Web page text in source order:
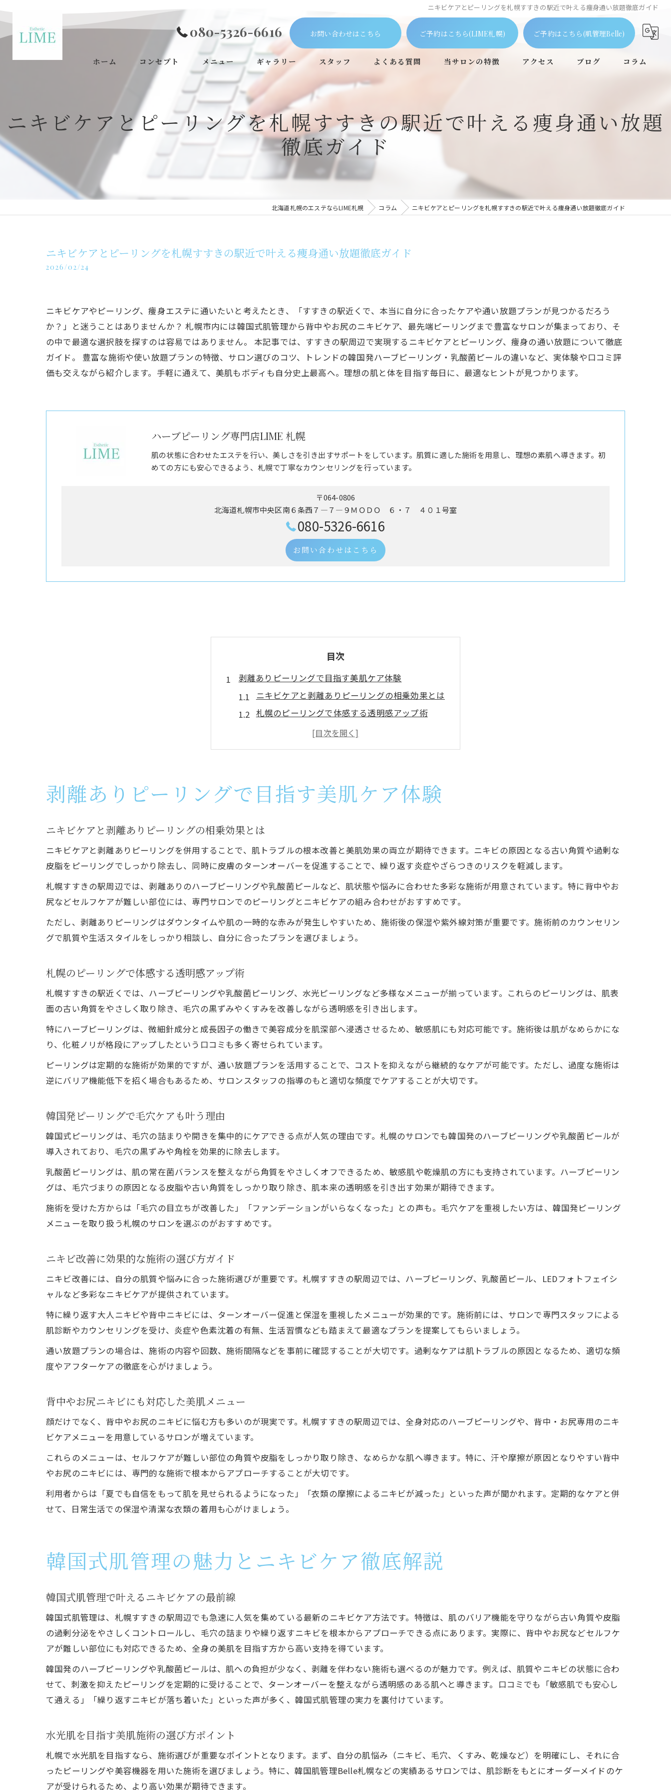
ニキビケアとピーリングを札幌すすきの駅近で叶える痩身通い放題徹底ガイド
080-5326-6616 お問い合わせはこちら ご予約はこちら(LIME札幌) ご予約はこちら(肌管理Belle)
ホーム コンセプト メニュー ギャラリー スタッフ よくある質問 当サロンの特徴
毛穴
ニキビケア
アクセス ブログ コラム
ニキビケアとピーリングを札幌すすきの駅近で叶える痩身通い放題
徹底ガイド
北海道札幌のエステならLIME札幌 コラム ニキビケアとピーリングを札幌すすきの駅近で叶える痩身通い放題徹底ガイド
ニキビケアとピーリングを札幌すすきの駅近で叶える痩身通い放題徹底ガイド
2026/02/24
ニキビケアやピーリング、痩身エステに通いたいと考えたとき、「すすきの駅近くで、本当に自分に合ったケアや通い放題プランが見つかるだろう
か？」と迷うことはありませんか？ 札幌市内には韓国式肌管理から背中やお尻のニキビケア、最先端ピーリングまで豊富なサロンが集まっており、そ
の中で最適な選択肢を探すのは容易ではありません。 本記事では、すすきの駅周辺で実現するニキビケアとピーリング、痩身の通い放題について徹底
ガイド。 豊富な施術や使い放題プランの特徴、サロン選びのコツ、トレンドの韓国発ハーブピーリング・乳酸菌ピールの違いなど、実体験や口コミ評
価も交えながら紹介します。手軽に通えて、美肌もボディも自分史上最高へ。理想の肌と体を目指す毎日に、最適なヒントが見つかります。
ハーブピーリング専門店LIME 札幌
肌の状態に合わせたエステを行い、美しさを引き出すサポートをしています。肌質に適した施術を用意し、理想の素肌へ導きます。初
めての方にも安心できるよう、札幌で丁寧なカウンセリングを行っています。
〒064-0806
北海道札幌市中央区南６条西７―７―９ＭＯＤＯ ６・７ ４０１号室
080-5326-6616
お問い合わせはこちら
目次
剥離ありピーリングで目指す美肌ケア体験
ニキビケアと剥離ありピーリングの相乗効果とは
札幌のピーリングで体感する透明感アップ術
韓国発ピーリングで毛穴ケアも叶う理由
ニキビ改善に効果的な施術の選び方ガイド
韓国式肌管理の魅力とニキビケア徹底解説
韓国式肌管理で叶えるニキビケアの最前線
札幌で話題の韓国ピーリング徹底比較
Belle札幌の韓国肌管理が人気の理由
ニキビケアと美白を同時に狙うケア術解説
ニキビケア専門のサロン選びで差がつく理由
ニキビケア専門店の選び方とチェックポイント
札幌の口コミ高評価サロンで安心ケア実現
ピーリング施術とサロン技術力の違いを解説
乳酸菌ピーリングの特徴と使い方完全ガイド
乳酸菌ピーリングがもたらすニキビケア効果
札幌で体感できる乳酸菌ピーリングの魅力
敏感肌でも安心のピーリング活用法とは
乳酸菌成分で美肌と毛穴ケアを同時に実現
乳酸菌ピーリング通い放題のおすすめ理由
痩身通い放題で理想のボディラインを目指す
札幌の痩身プランとニキビケア併用術解説
口コミで高評価の痩身サロン活用ポイント
痩身エステで美肌と体型を同時に整える方法
背中ハーブピーリングが叶える透明感の秘密
背中のニキビケアに特化したハーブピーリング
通い放題で背中も理想肌へ導く仕組み
剥離ありピーリングで目指す美肌ケア体験
ニキビケアと剥離ありピーリングの相乗効果とは
ニキビケアと剥離ありピーリングを併用することで、肌トラブルの根本改善と美肌効果の両立が期待できます。ニキビの原因となる古い角質や過剰な
皮脂をピーリングでしっかり除去し、同時に皮膚のターンオーバーを促進することで、繰り返す炎症やざらつきのリスクを軽減します。
札幌すすきの駅周辺では、剥離ありのハーブピーリングや乳酸菌ピールなど、肌状態や悩みに合わせた多彩な施術が用意されています。特に背中やお
尻などセルフケアが難しい部位には、専門サロンでのピーリングとニキビケアの組み合わせがおすすめです。
ただし、剥離ありピーリングはダウンタイムや肌の一時的な赤みが発生しやすいため、施術後の保湿や紫外線対策が重要です。施術前のカウンセリン
グで肌質や生活スタイルをしっかり相談し、自分に合ったプランを選びましょう。
札幌のピーリングで体感する透明感アップ術
札幌すすきの駅近くでは、ハーブピーリングや乳酸菌ピーリング、水光ピーリングなど多様なメニューが揃っています。これらのピーリングは、肌表
面の古い角質をやさしく取り除き、毛穴の黒ずみやくすみを改善しながら透明感を引き出します。
特にハーブピーリングは、微細針成分と成長因子の働きで美容成分を肌深部へ浸透させるため、敏感肌にも対応可能です。施術後は肌がなめらかにな
り、化粧ノリが格段にアップしたという口コミも多く寄せられています。
ピーリングは定期的な施術が効果的ですが、通い放題プランを活用することで、コストを抑えながら継続的なケアが可能です。ただし、過度な施術は
逆にバリア機能低下を招く場合もあるため、サロンスタッフの指導のもと適切な頻度でケアすることが大切です。
韓国発ピーリングで毛穴ケアも叶う理由
韓国式ピーリングは、毛穴の詰まりや開きを集中的にケアできる点が人気の理由です。札幌のサロンでも韓国発のハーブピーリングや乳酸菌ピールが
導入されており、毛穴の黒ずみや角栓を効果的に除去します。
乳酸菌ピーリングは、肌の常在菌バランスを整えながら角質をやさしくオフできるため、敏感肌や乾燥肌の方にも支持されています。ハーブピーリン
グは、毛穴づまりの原因となる皮脂や古い角質をしっかり取り除き、肌本来の透明感を引き出す効果が期待できます。
施術を受けた方からは「毛穴の目立ちが改善した」「ファンデーションがいらなくなった」との声も。毛穴ケアを重視したい方は、韓国発ピーリング
メニューを取り扱う札幌のサロンを選ぶのがおすすめです。
ニキビ改善に効果的な施術の選び方ガイド
ニキビ改善には、自分の肌質や悩みに合った施術選びが重要です。札幌すすきの駅周辺では、ハーブピーリング、乳酸菌ピール、LEDフォトフェイシ
ャルなど多彩なニキビケアが提供されています。
特に繰り返す大人ニキビや背中ニキビには、ターンオーバー促進と保湿を重視したメニューが効果的です。施術前には、サロンで専門スタッフによる
肌診断やカウンセリングを受け、炎症や色素沈着の有無、生活習慣なども踏まえて最適なプランを提案してもらいましょう。
通い放題プランの場合は、施術の内容や回数、施術間隔などを事前に確認することが大切です。過剰なケアは肌トラブルの原因となるため、適切な頻
度やアフターケアの徹底を心がけましょう。
背中やお尻ニキビにも対応した美肌メニュー
顔だけでなく、背中やお尻のニキビに悩む方も多いのが現実です。札幌すすきの駅周辺では、全身対応のハーブピーリングや、背中・お尻専用のニキ
ビケアメニューを用意しているサロンが増えています。
これらのメニューは、セルフケアが難しい部位の角質や皮脂をしっかり取り除き、なめらかな肌へ導きます。特に、汗や摩擦が原因となりやすい背中
やお尻のニキビには、専門的な施術で根本からアプローチすることが大切です。
利用者からは「夏でも自信をもって肌を見せられるようになった」「衣類の摩擦によるニキビが減った」といった声が聞かれます。定期的なケアと併
せて、日常生活での保湿や清潔な衣類の着用も心がけましょう。
韓国式肌管理の魅力とニキビケア徹底解説
韓国式肌管理で叶えるニキビケアの最前線
韓国式肌管理は、札幌すすきの駅周辺でも急速に人気を集めている最新のニキビケア方法です。特徴は、肌のバリア機能を守りながら古い角質や皮脂
の過剰分泌をやさしくコントロールし、毛穴の詰まりや繰り返すニキビを根本からアプローチできる点にあります。実際に、背中やお尻などセルフケ
アが難しい部位にも対応できるため、全身の美肌を目指す方から高い支持を得ています。
韓国発のハーブピーリングや乳酸菌ピールは、肌への負担が少なく、剥離を伴わない施術も選べるのが魅力です。例えば、肌質やニキビの状態に合わ
せて、刺激を抑えたピーリングを定期的に受けることで、ターンオーバーを整えながら透明感のある肌へと導きます。口コミでも「敏感肌でも安心し
て通える」「繰り返すニキビが落ち着いた」といった声が多く、韓国式肌管理の実力を裏付けています。
水光肌を目指す美肌施術の選び方ポイント
札幌で水光肌を目指すなら、施術選びが重要なポイントとなります。まず、自分の肌悩み（ニキビ、毛穴、くすみ、乾燥など）を明確にし、それに合
ったピーリングや美容機器を用いた施術を選びましょう。特に、韓国肌管理Belle札幌などの実績あるサロンでは、肌診断をもとにオーダーメイドのケ
アが受けられるため、より高い効果が期待できます。